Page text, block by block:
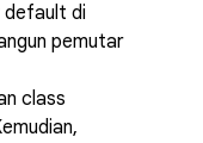
default di
pemutar
class